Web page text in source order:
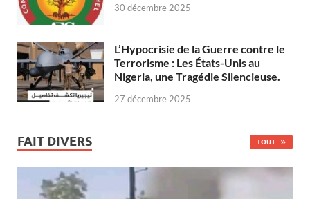
30 décembre 2025
L’Hypocrisie de la Guerre contre le
Terrorisme : Les États-Unis au
Nigeria, une Tragédie Silencieuse.
27 décembre 2025
FAIT DIVERS TOUT...